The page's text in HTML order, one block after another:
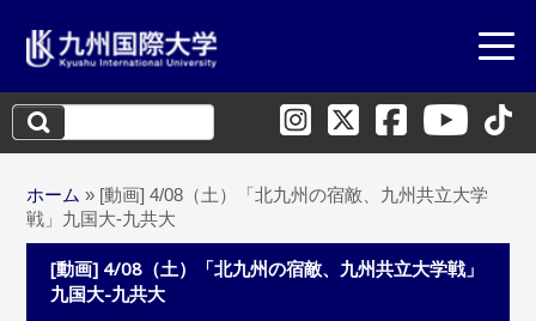
検
索:
ホーム » [動画] 4/08（土）「北九州の宿敵、九州共立大学
戦」九国大-九共大
[動画] 4/08（土）「北九州の宿敵、九州共立大学戦」
九国大-九共大